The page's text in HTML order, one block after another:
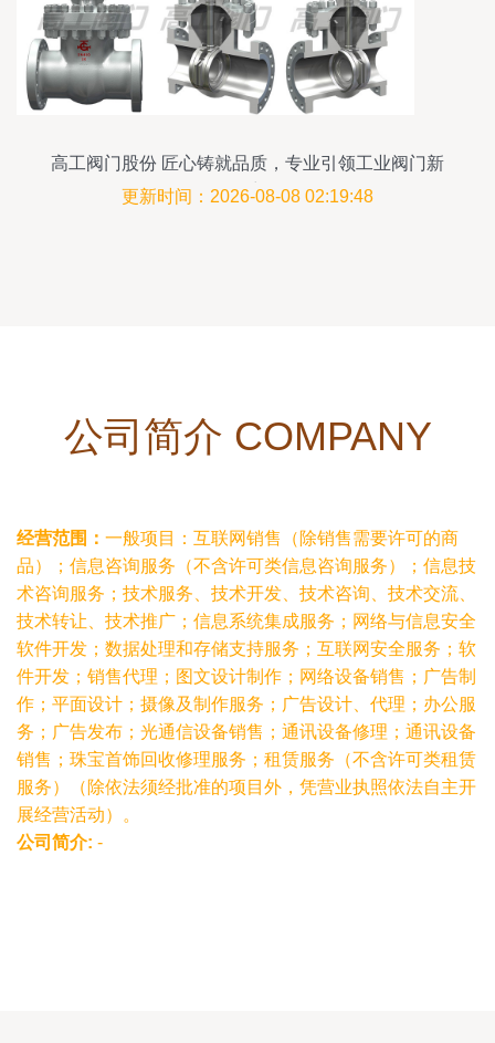
高工阀门股份 匠心铸就品质，专业引领工业阀门新
篇章
更新时间：2026-08-08 02:19:48
公司简介 COMPANY
经营范围： 一般项目：互联网销售（除销售需要许可的商
品）；信息咨询服务（不含许可类信息咨询服务）；信息技
术咨询服务；技术服务、技术开发、技术咨询、技术交流、
技术转让、技术推广；信息系统集成服务；网络与信息安全
软件开发；数据处理和存储支持服务；互联网安全服务；软
件开发；销售代理；图文设计制作；网络设备销售；广告制
作；平面设计；摄像及制作服务；广告设计、代理；办公服
务；广告发布；光通信设备销售；通讯设备修理；通讯设备
销售；珠宝首饰回收修理服务；租赁服务（不含许可类租赁
服务）（除依法须经批准的项目外，凭营业执照依法自主开
展经营活动）。
公司简介: -